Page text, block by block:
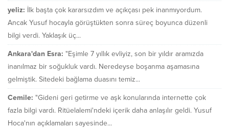
yeliz: İlk başta çok kararsızdım ve açıkçası pek inanmıyordum.
Ancak Yusuf hocayla görüştükten sonra süreç boyunca düzenli
bilgi verdi. Yaklaşık üç...
Ankara'dan Esra: "Eşimle 7 yıllık evliyiz, son bir yıldır aramızda
inanılmaz bir soğukluk vardı. Neredeyse boşanma aşamasına
gelmiştik. Sitedeki bağlama duasını temiz...
Cemile: "Gideni geri getirme ve aşk konularında internette çok
fazla bilgi vardı. Ritüelalemi'ndeki içerik daha anlaşılır geldi. Yusuf
Hoca'nın açıklamaları sayesinde...